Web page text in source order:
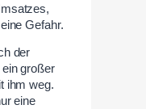
Gefahr.
der
großer
ihm weg.
eine